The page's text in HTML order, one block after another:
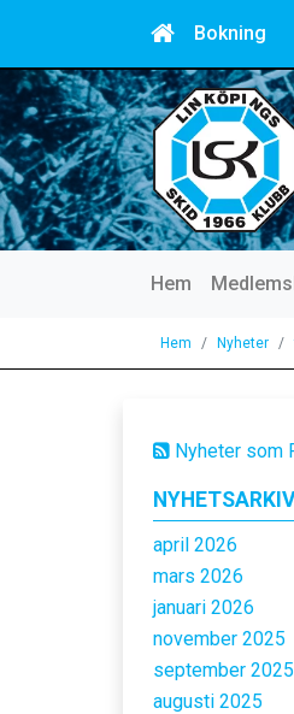
Bokning
Hem
Hem Nyheter
Nyheter som
april 2026
mars 2026
januari 2026
november 2025
september 2025
augusti 2025